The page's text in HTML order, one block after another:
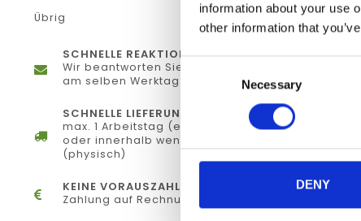
information about your use
other information that
Consent
Necessary
DENY
Übrig
SCHNELLE REAKTION
Wir beantworten Sie Ihre Fragen
am selben Werktag
SCHNELLE LIEFERUNG
max. 1 Arbeitstag (elektronisch)
oder innerhalb weniger Tage
(physisch)
KEINE VORAUSZAHLUNG
Zahlung auf Rechnung